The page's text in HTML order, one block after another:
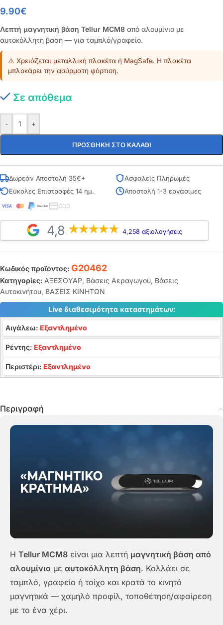
9.90€
Λεπτή μαγνητική βάση Tellur MCM8 από αλουμίνιο με
αυτοκόλλητη βάση — για ταμπλό/γραφείο.
⚠️ Χρειάζεται μεταλλική πλακέτα ή MagSafe. Η πλακέτα
μπλοκάρει την ασύρματη φόρτιση.
Σε απόθεμα
- +
ΠΡΟΣΘΉΚΗ ΣΤΟ ΚΑΛΆΘΙ
Δωρεάν Αποστολή 35€+
Ασφαλείς Πληρωμές
Εύκολες Επιστροφές 14 ημ.
Αποστολή 1-3 εργάσιμες
COD
4,8 4,258 αξιολογήσεις
Κωδικός προϊόντος: G20462
Κατηγορίες: ΑΞΕΣΟΥΑΡ, Βάσεις Αεραγωγού, Βάσεις
Αυτοκινήτου, ΒΑΣΕΙΣ ΚΙΝΗΤΩΝ
Live διαθεσιμότητα καταστημάτων:
Αιγάλεω: Εξαντλημένο
Ρέντης: Εξαντλημένο
Περιστέρι: Εξαντλημένο
Περιγραφή
Η Tellur MCM8 είναι μια λεπτή μαγνητική βάση από
αλουμίνιο με αυτοκόλλητη βάση. Κολλάει σε
ταμπλό, γραφείο ή τοίχο και κρατά το κινητό
μαγνητικά — χαμηλό προφίλ, τοποθέτηση/αφαίρεση
με το ένα χέρι.